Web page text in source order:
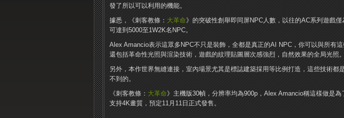
發了所以可以利用的機能。
據悉，《刺客教條： 大革命》的突破性創舉即同屏NPC人數，以往的AC系列遊戲
可達到5000至1W2K名NPC。
Alex Amancio表示這眾多NPC不只是裝飾，全都是真正的AI NPC，你可以與所有
還包括革命性光照與渲染技術，遊戲的紋理貼圖層次感強烈，自然效果的全局光照。
另外，本作世界無縫連接，室內場景尤其是標誌建築採用等比例打造，這些技術都
不到的。
《刺客教條： 大革命》主機版30幀，分辨率均為900p，Alex Amancio稱這樣做是為
支持4K畫質，預定11月11日正式發售。